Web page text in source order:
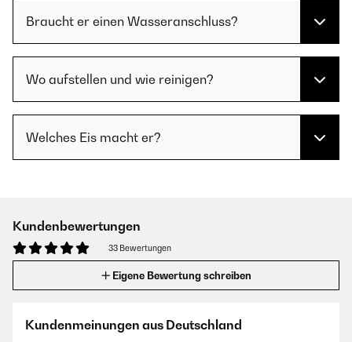
Braucht er einen Wasseranschluss?
Wo aufstellen und wie reinigen?
Welches Eis macht er?
Kundenbewertungen
33 Bewertungen
Eigene Bewertung schreiben
Kundenmeinungen aus Deutschland